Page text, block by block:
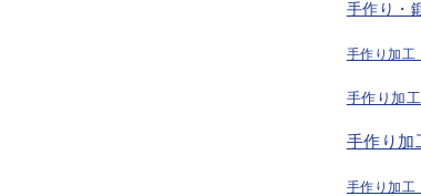
手作り・
手作り加工
手作り加
手作り加
手作り加工